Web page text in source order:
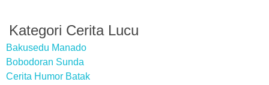
Kategori Cerita Lucu
Bakusedu Manado
Bobodoran Sunda
Cerita Humor Batak